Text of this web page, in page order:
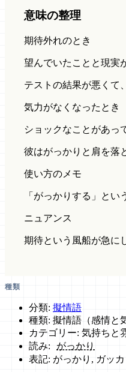
意味の整理
期待外れのとき
望んでいたことと現実
テストの結果が悪くて
気力がなくなったとき
ショックなことがあっ
彼はがっかりと肩を落
使い方のメモ
「がっかりする」と
ニュアンス
期待という風船が急に
種類
分類: 擬情語
種類: 擬情語（感情と
カテゴリー: 気持ちと
読み: がっかり
表記: がっかり, ガッカ